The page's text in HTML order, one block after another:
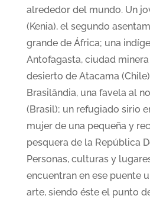
alrededor del mundo. Un
(Kenia), el segundo
grande de África; una
Antofagasta, ciudad
desierto de Atacama
Brasilândia, una favela al
(Brasil); un refugiado sirio
mujer de una pequeña y
pesquera de la República
Personas, culturas y
encuentran en ese puente
arte, siendo éste el punto